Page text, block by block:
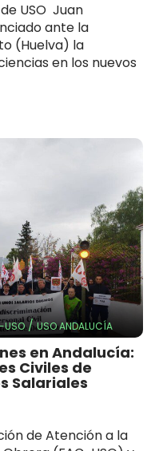
USO Juan
ante la
(Huelva) la
en los nuevos
USO/USO ANDALUCÍA
en Andalucía:
Civiles de
Salariales
de Atención a la